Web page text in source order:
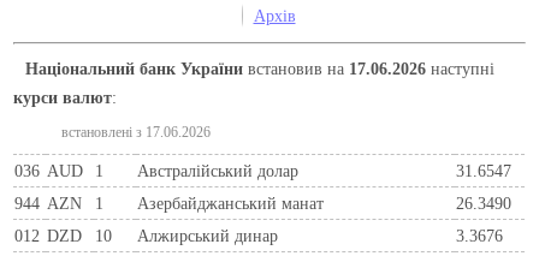
Архів
Національний банк України встановив на 17.06.2026 наступні
курси валют:
встановлені з 17.06.2026
036 AUD 1 Австралійський долар
31.6547
944 AZN 1 Азербайджанський манат
26.3490
012 DZD 10 Алжирський динар
3.3676